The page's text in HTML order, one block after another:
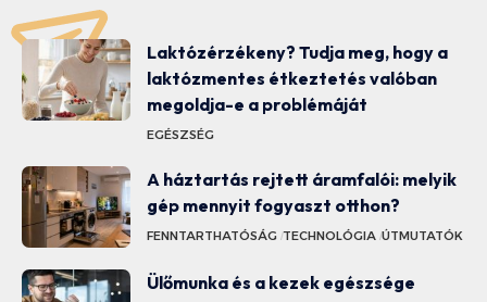
Laktózérzékeny? Tudja meg, hogy a
laktózmentes étkeztetés valóban
megoldja-e a problémáját
EGÉSZSÉG
A háztartás rejtett áramfalói: melyik
gép mennyit fogyaszt otthon?
FENNTARTHATÓSÁG TECHNOLÓGIA ÚTMUTATÓK
Ülőmunka és a kezek egészsége